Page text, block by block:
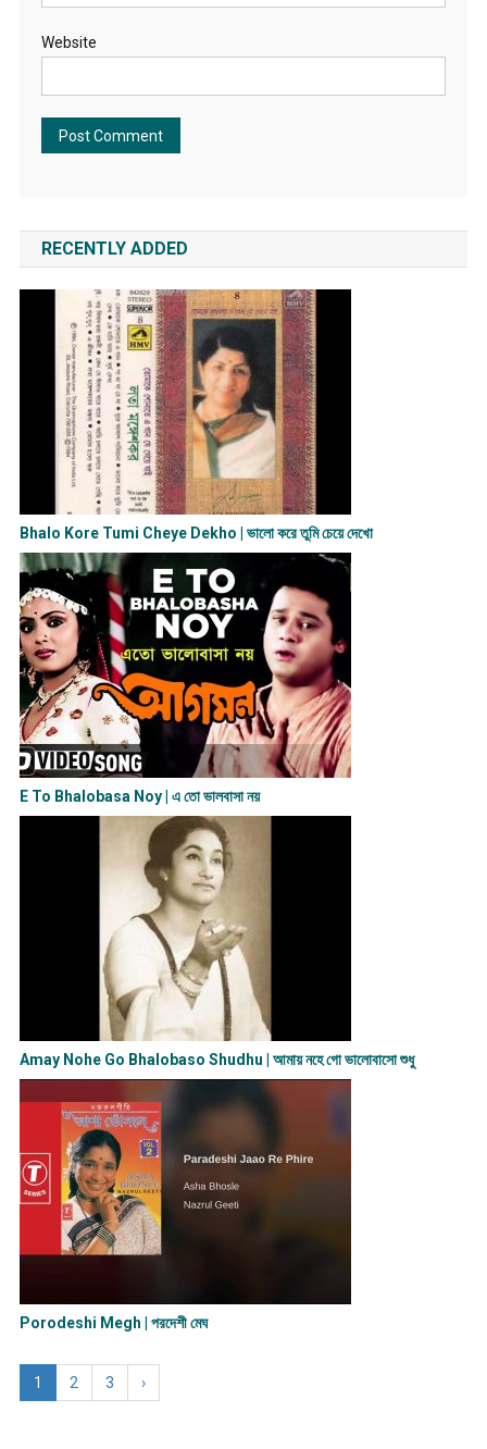
Website
RECENTLY ADDED
Bhalo Kore Tumi Cheye Dekho | ভালো করে তুমি চেয়ে দেখো
E To Bhalobasa Noy | এ তো ভালবাসা ন​য়
Amay Nohe Go Bhalobaso Shudhu | আমায় নহে গো ভালোবাসো শুধু
Porodeshi Megh | পরদেশী মেঘ
1 2 3 ›